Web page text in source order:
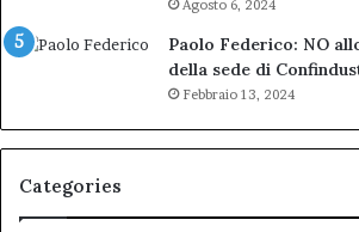
Agosto 6, 2024
Paolo Federico: NO
della sede di
Febbraio 13, 2024
Categories